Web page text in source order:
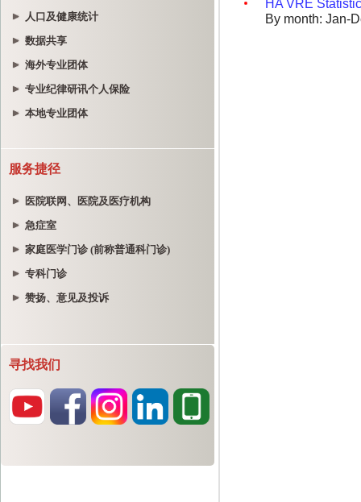
人口及健康统计
数据共享
海外专业团体
专业纪律研讯个人保险
本地专业团体
服务捷径
医院联网、医院及医疗机构
急症室
家庭医学门诊 (前称普通科门诊)
专科门诊
赞扬、意见及投诉
寻找我们